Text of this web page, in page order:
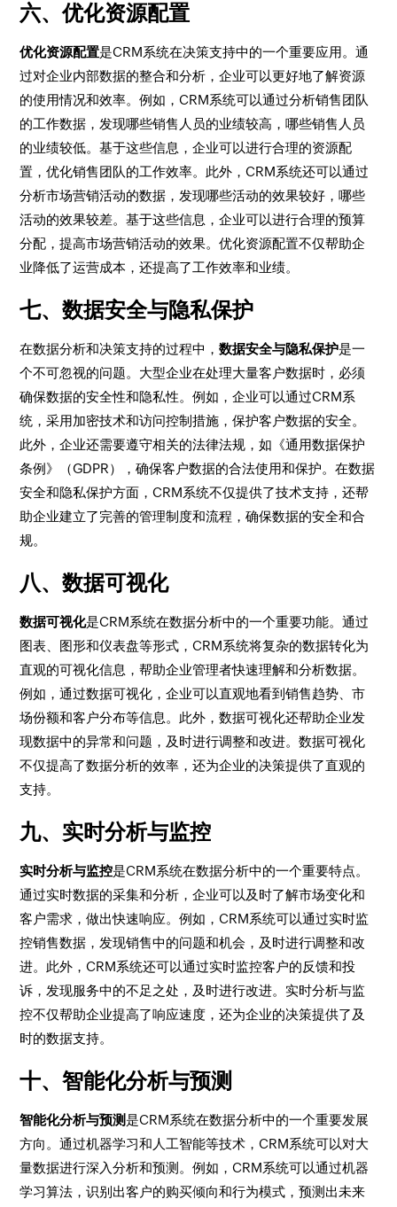
六、优化资源配置
优化资源配置是CRM系统在决策支持中的一个重要应用。通
过对企业内部数据的整合和分析，企业可以更好地了解资源
的使用情况和效率。例如，CRM系统可以通过分析销售团队
的工作数据，发现哪些销售人员的业绩较高，哪些销售人员
的业绩较低。基于这些信息，企业可以进行合理的资源配
置，优化销售团队的工作效率。此外，CRM系统还可以通过
分析市场营销活动的数据，发现哪些活动的效果较好，哪些
活动的效果较差。基于这些信息，企业可以进行合理的预算
分配，提高市场营销活动的效果。优化资源配置不仅帮助企
业降低了运营成本，还提高了工作效率和业绩。
七、数据安全与隐私保护
在数据分析和决策支持的过程中，数据安全与隐私保护是一
个不可忽视的问题。大型企业在处理大量客户数据时，必须
确保数据的安全性和隐私性。例如，企业可以通过CRM系
统，采用加密技术和访问控制措施，保护客户数据的安全。
此外，企业还需要遵守相关的法律法规，如《通用数据保护
条例》（GDPR），确保客户数据的合法使用和保护。在数据
安全和隐私保护方面，CRM系统不仅提供了技术支持，还帮
助企业建立了完善的管理制度和流程，确保数据的安全和合
规。
八、数据可视化
数据可视化是CRM系统在数据分析中的一个重要功能。通过
图表、图形和仪表盘等形式，CRM系统将复杂的数据转化为
直观的可视化信息，帮助企业管理者快速理解和分析数据。
例如，通过数据可视化，企业可以直观地看到销售趋势、市
场份额和客户分布等信息。此外，数据可视化还帮助企业发
现数据中的异常和问题，及时进行调整和改进。数据可视化
不仅提高了数据分析的效率，还为企业的决策提供了直观的
支持。
九、实时分析与监控
实时分析与监控是CRM系统在数据分析中的一个重要特点。
通过实时数据的采集和分析，企业可以及时了解市场变化和
客户需求，做出快速响应。例如，CRM系统可以通过实时监
控销售数据，发现销售中的问题和机会，及时进行调整和改
进。此外，CRM系统还可以通过实时监控客户的反馈和投
诉，发现服务中的不足之处，及时进行改进。实时分析与监
控不仅帮助企业提高了响应速度，还为企业的决策提供了及
时的数据支持。
十、智能化分析与预测
智能化分析与预测是CRM系统在数据分析中的一个重要发展
方向。通过机器学习和人工智能等技术，CRM系统可以对大
量数据进行深入分析和预测。例如，CRM系统可以通过机器
学习算法，识别出客户的购买倾向和行为模式，预测出未来